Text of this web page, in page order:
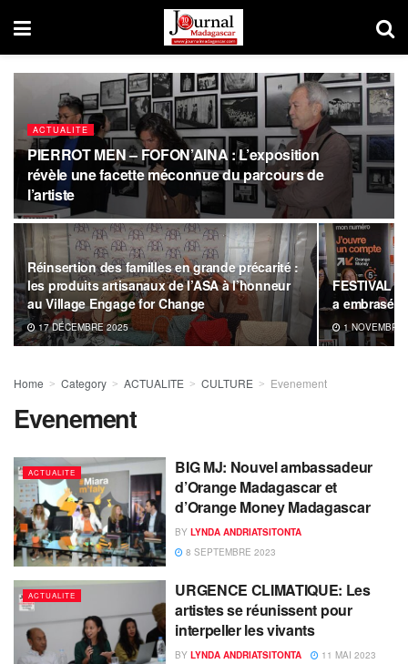
ACTUALITE
PIERROT MEN – FOFON’AINA : L’exposition
révèle une facette méconnue du parcours de
l’artiste
Réinsertion des familles en grande précarité :
les produits artisanaux de l’ASA à l’honneur
au Village Engage for Change
17 DÉCEMBRE 2025
FESTIVAL
a embrasé
1
Home Category ACTUALITE CULTURE Evenement
Evenement
ACTUALITE
BIG MJ: Nouvel ambassadeur
d’Orange Madagascar et
d’Orange Money Madagascar
BY LYNDA ANDRIATSITONTA
8 SEPTEMBRE 2023
ACTUALITE
URGENCE CLIMATIQUE: Les
artistes se réunissent pour
interpeller les vivants
BY LYNDA ANDRIATSITONTA 11 MAI 2023